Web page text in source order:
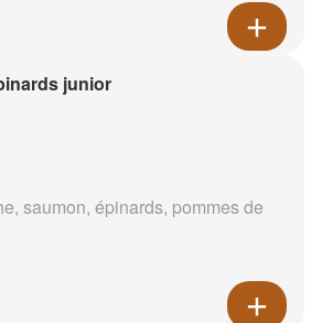
junior
saumon, épinards, pommes de